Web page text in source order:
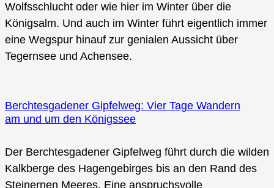
Wolfsschlucht oder wie hier im Winter über die
Königsalm. Und auch im Winter führt eigentlich immer
eine Wegspur hinauf zur genialen Aussicht über
Tegernsee und Achensee.
Berchtesgadener Gipfelweg: Vier Tage Wandern
am und um den Königssee
Der Berchtesgadener Gipfelweg führt durch die wilden
Kalkberge des Hagengebirges bis an den Rand des
Steinernen Meeres. Eine anspruchsvolle